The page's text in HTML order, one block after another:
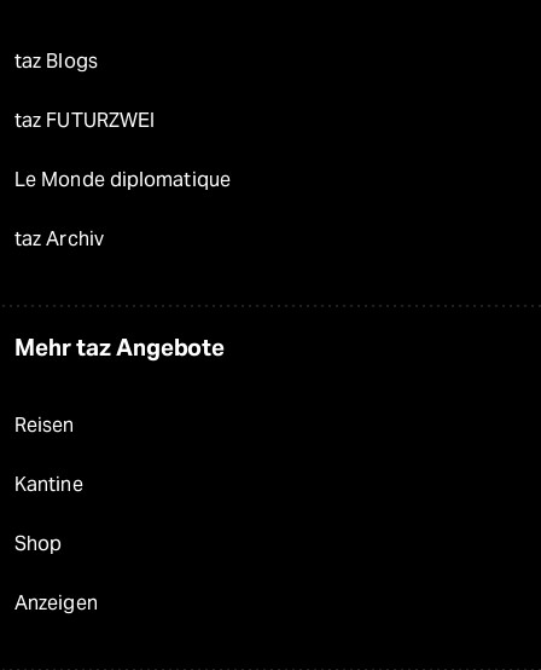
taz Blogs
taz FUTURZWEI
Le Monde diplomatique
taz Archiv
Mehr taz Angebote
Reisen
Kantine
Shop
Anzeigen